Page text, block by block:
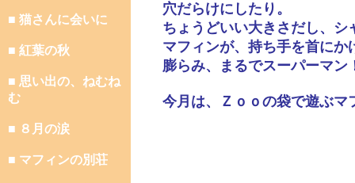
■ 猫さんに会いに
■ 紅葉の秋
■ 思い出の、ねむね
む
■ ８月の涙
■ マフィンの別荘
穴だらけにしたり。
ちょうどいい大きさだし、
マフィンが、持ち手を首に
膨らみ、まるでスーパーマン
今月は、Ｚｏｏの袋で遊ぶマ